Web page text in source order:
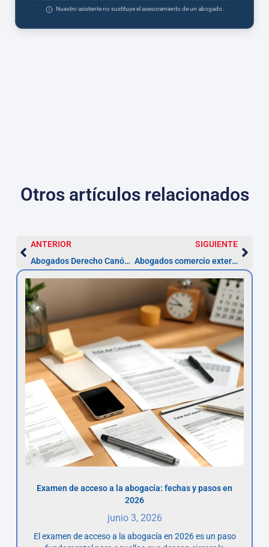
Nuestro asistente no sustituye el asesoramiento de un abogado.
Otros artículos relacionados
ANTERIOR
Abogados Derecho Canónico Sabadell — Nulidad en 4 pasos
SIGUIENTE
Abogados comercio exterior en Sabadell | Prescripción 5 años
Examen de acceso a la abogacía: fechas y pasos en
2026
junio 3, 2026
El examen de acceso a la abogacía en 2026 es un paso